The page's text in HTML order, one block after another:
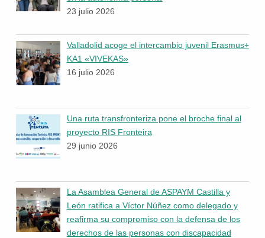
23 julio 2026
Valladolid acoge el intercambio juvenil Erasmus+
KA1 «VIVEKAS»
16 julio 2026
Una ruta transfronteriza pone el broche final al
proyecto RIS Fronteira
29 junio 2026
La Asamblea General de ASPAYM Castilla y
León ratifica a Víctor Núñez como delegado y
reafirma su compromiso con la defensa de los
derechos de las personas con discapacidad